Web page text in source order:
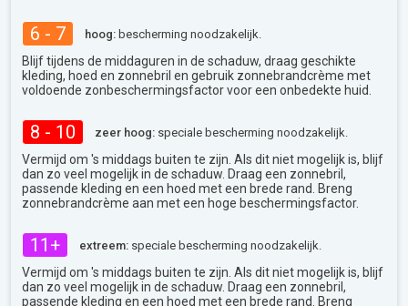
6 - 7 hoog: bescherming noodzakelijk.
Blijf tijdens de middaguren in de schaduw, draag geschikte
kleding, hoed en zonnebril en gebruik zonnebrandcrème met
voldoende zonbeschermingsfactor voor een onbedekte huid.
8 - 10 zeer hoog: speciale bescherming noodzakelijk.
Vermijd om 's middags buiten te zijn. Als dit niet mogelijk is, blijf
dan zo veel mogelijk in de schaduw. Draag een zonnebril,
passende kleding en een hoed met een brede rand. Breng
zonnebrandcrème aan met een hoge beschermingsfactor.
11+ extreem: speciale bescherming noodzakelijk.
Vermijd om 's middags buiten te zijn. Als dit niet mogelijk is, blijf
dan zo veel mogelijk in de schaduw. Draag een zonnebril,
passende kleding en een hoed met een brede rand. Breng